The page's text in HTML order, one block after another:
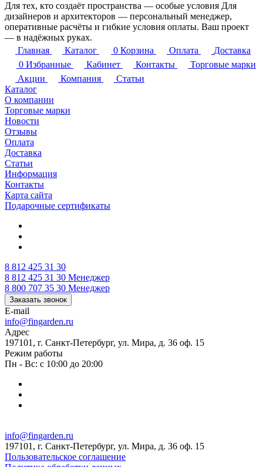
Для тех, кто создаёт пространства — особые условия Для
дизайнеров и архитекторов — персональный менеджер,
оперативные расчёты и гибкие условия оплаты. Ваш проект
— в надёжных руках.
Главная
Каталог 0 Корзина Оплата
Доставка
0 Избранные Кабинет Контакты
Торговые марки
Акции
Компания
Статьи
Каталог
О компании
Торговые марки
Новости
Отзывы
Оплата
Доставка
Статьи
Информация
Контакты
Карта сайта
Подарочные сертификаты
8 812 425 31 30
8 812 425 31 30 Менеджер
8 800 707 35 30 Менеджер
Заказать звонок
E-mail
info@fingarden.ru
Адрес
197101, г. Санкт-Петербург, ул. Мира, д. 36 оф. 15
Режим работы
Пн - Вс: с 10:00 до 20:00
info@fingarden.ru
197101, г. Санкт-Петербург, ул. Мира, д. 36 оф. 15
Пользовательское соглашение